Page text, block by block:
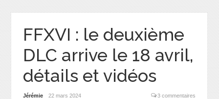
FFXVI : le deuxième
DLC arrive le 18 avril,
détails et vidéos
Jérémie 22 mars 2024 3 commentaires